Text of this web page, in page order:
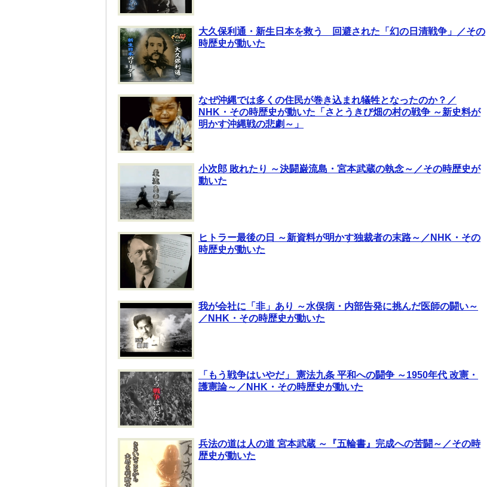
大久保利通・新生日本を救う 回避された「幻の日清戦争」／その
時歴史が動いた
なぜ沖縄では多くの住民が巻き込まれ犠牲となったのか？／
NHK・その時歴史が動いた「さとうきび畑の村の戦争 ～新史料が
明かす沖縄戦の悲劇～」
小次郎 敗れたり ～決闘巌流島・宮本武蔵の執念～／その時歴史が
動いた
ヒトラー最後の日 ～新資料が明かす独裁者の末路～／NHK・その
時歴史が動いた
我が会社に「非」あり ～水俣病・内部告発に挑んだ医師の闘い～
／NHK・その時歴史が動いた
「もう戦争はいやだ」 憲法九条 平和への闘争 ～1950年代 改憲・
護憲論～／NHK・その時歴史が動いた
兵法の道は人の道 宮本武蔵 ～『五輪書』完成への苦闘～／その時
歴史が動いた